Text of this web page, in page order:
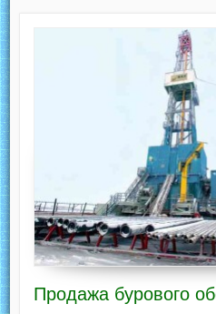
Продажа бурового